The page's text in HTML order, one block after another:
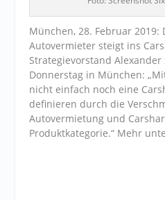
München, 28. Februar
Autovermieter steigt ins
Strategievorstand Alexander
Donnerstag in München:
nicht einfach noch eine
definieren durch die
Autovermietung und
Produktkategorie.“ Mehr